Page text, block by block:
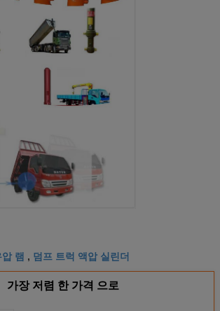
램 , 덤프 트럭 액압 실린더
가장 저렴 한 가격 으로